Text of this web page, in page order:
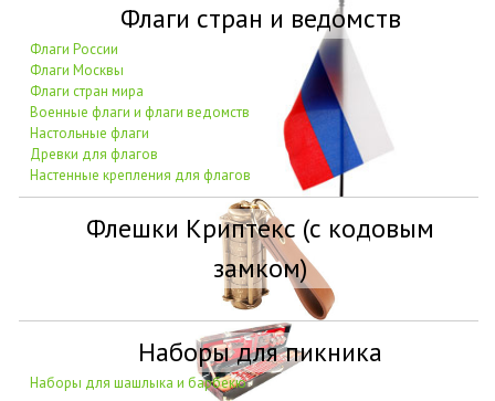
Флаги стран и ведомств
Флаги России
Флаги Москвы
Флаги стран мира
Военные флаги и флаги ведомств
Настольные флаги
Древки для флагов
Настенные крепления для флагов
Флешки Криптекс (с кодовым
замком)
Наборы для пикника
Наборы для шашлыка и барбекю